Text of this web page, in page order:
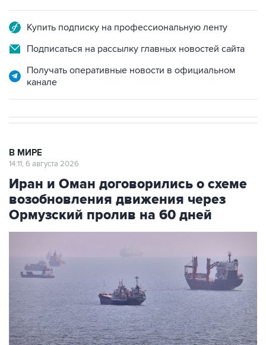
Купить подписку на профессиональную ленту
Подписаться на рассылку главных новостей сайта
Получать оперативные новости в официальном
канале
В МИРЕ
14:11, 6 августа 2026
Иран и Оман договорились о схеме
возобновления движения через
Ормузский пролив на 60 дней